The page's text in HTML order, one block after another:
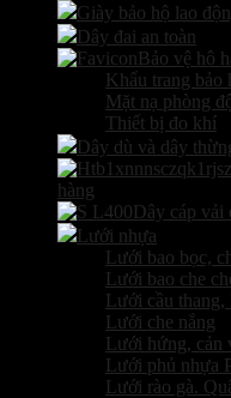
Giày bảo hộ lao
Dây đai an toàn
Bảo vệ hô
Khẩu trang bảo
Mặt nạ phòng
Thiết bị đo khí
Dây dù và dây
hàng
Dây cáp vải
Lưới nhựa
Lưới bao bọc,
Lưới bao che
Lưới cầu thang,
Lưới che nắng
Lưới hứng, cản
Lưới phủ nhựa
Lưới rào gà.